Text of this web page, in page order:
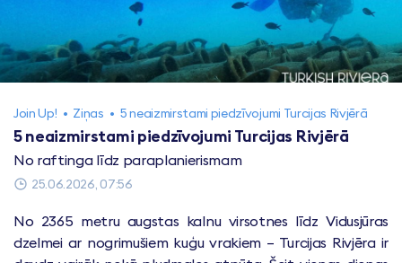
Join Up! • Ziņas • 5 neaizmirstami piedzīvojumi Turcijas Rivjērā
5 neaizmirstami piedzīvojumi Turcijas Rivjērā
No raftinga līdz paraplanierismam
25.06.2026, 07:56
No 2365 metru augstas kalnu virsotnes līdz Vidusjūras
dzelmei ar nogrimušiem kuģu vrakiem – Turcijas Rivjēra ir